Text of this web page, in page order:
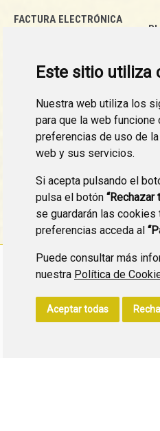
Este sitio utiliza
Nuestra web utiliza los
para que la web funcione
preferencias de uso de
web y sus servicios.
Si acepta pulsando el
pulsa el botón “Rechazar
se guardarán las
preferencias acceda al
Puede consultar más
nuestra Política de
Aceptar todas
FACTURA ELECTRÓNICA
CANAL YOUTUBE